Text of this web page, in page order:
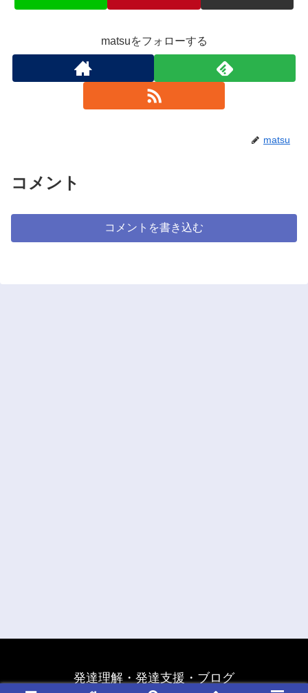
matsuをフォローする
matsu
コメント
コメントを書き込む
発達理解・発達支援・ブログ